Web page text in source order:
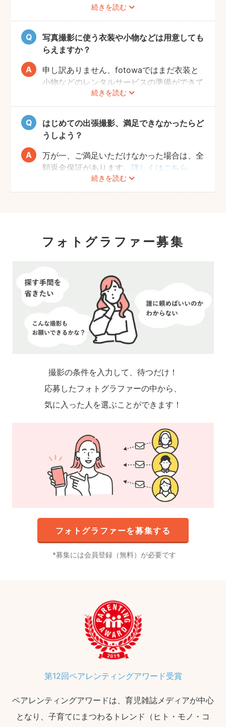
続きを読む
れいに見える薄手のお洋服や、チューブトッ
プにスカート等で、素肌を写すスタイルも人
気です。どうぞお好きな衣装で撮影を楽しん
でくださいね。
写真撮影に使う衣装や小物などは用意しても
らえますか？
続きを読む
申し訳ありません、fotowaではまだ衣装と
小物などのレンタルサービスの準備ができて
おりませんので、お客様ご自身にご用意をお
願いしております。
はじめての出張撮影、満足できなかったらど
うしよう？
続きを読む
万が一、ご満足いただけなかった場合は、全
額返金保証があります。詳しくはこちら
フォトグラファー募集
撮影の条件を入力して、待つだけ！
応募したフォトグラファーの中から、
気に入った人を選ぶことができます！
フォトグラファーを募集する
募集には会員登録（無料）が必要です
第12回ペアレンティングアワード受賞
ペアレンティングアワードは、育児雑誌メディアが中心
となり、子育てにまつわるトレンド（ヒト・モノ・コ